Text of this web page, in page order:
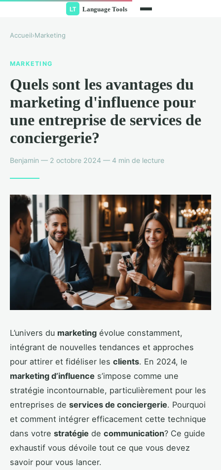
Accueil›Marketing
MARKETING
Quels sont les avantages du
marketing d'influence pour
une entreprise de services de
conciergerie?
Benjamin — 2 octobre 2024 — 4 min de lecture
L’univers du marketing évolue constamment,
intégrant de nouvelles tendances et approches
pour attirer et fidéliser les clients. En 2024, le
marketing d’influence s’impose comme une
stratégie incontournable, particulièrement pour les
entreprises de services de conciergerie. Pourquoi
et comment intégrer efficacement cette technique
dans votre stratégie de communication? Ce guide
exhaustif vous dévoile tout ce que vous devez
savoir pour vous lancer.